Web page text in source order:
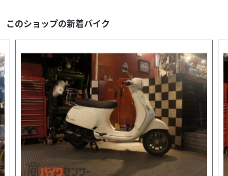
このショップの新着バイク